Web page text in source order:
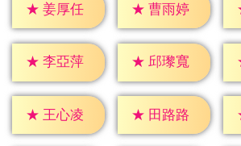
★ 姜厚任 ★ 曹雨婷
★ 李亞萍 ★ 邱瓈寬
★ 王心凌 ★ 田路路